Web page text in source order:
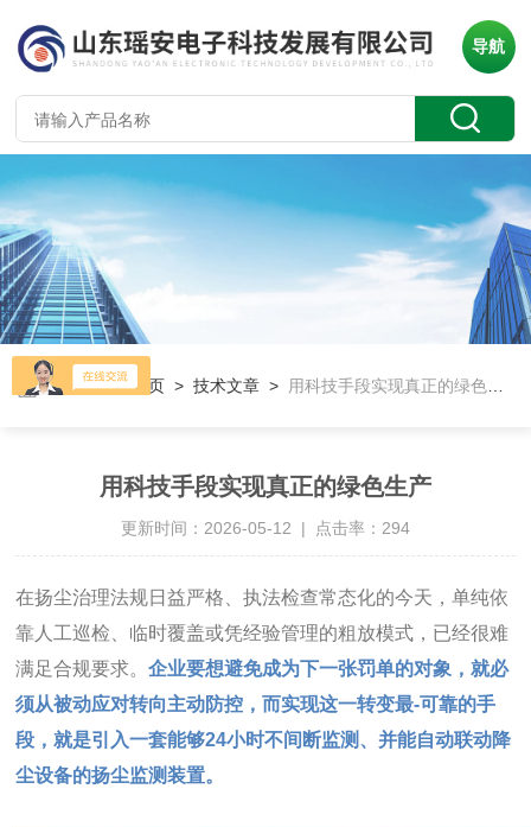
导航
当前位置：首页 >技术文章 > 用科技手段实现真正的绿色生产
用科技手段实现真正的绿色生产
更新时间：2026-05-12 | 点击率：294
在扬尘治理法规日益严格、执法检查常态化的今天，单纯依
靠人工巡检、临时覆盖或凭经验管理的粗放模式，已经很难
满足合规要求。企业要想避免成为下一张罚单的对象，就必
须从被动应对转向主动防控，而实现这一转变最-可靠的手
段，就是引入一套能够24小时不间断监测、并能自动联动降
尘设备的扬尘监测装置。